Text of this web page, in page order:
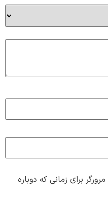
برای زمانی که دوباره